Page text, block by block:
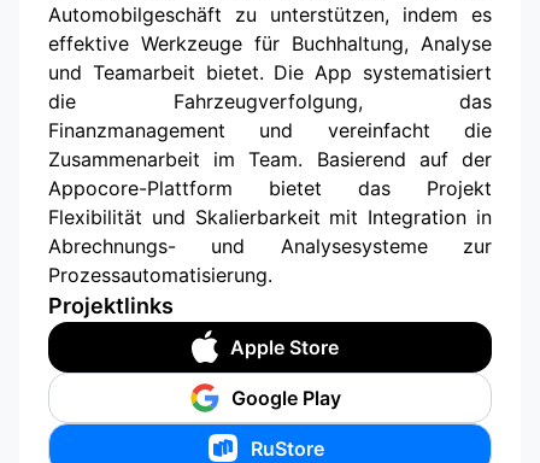
Automobilgeschäft zu unterstützen, indem es
effektive Werkzeuge für Buchhaltung, Analyse
und Teamarbeit bietet. Die App systematisiert
die Fahrzeugverfolgung, das
Finanzmanagement und vereinfacht die
Zusammenarbeit im Team. Basierend auf der
Appocore-Plattform bietet das Projekt
Flexibilität und Skalierbarkeit mit Integration in
Abrechnungs- und Analysesysteme zur
Prozessautomatisierung.
Projektlinks
Apple Store
Google Play
RuStore